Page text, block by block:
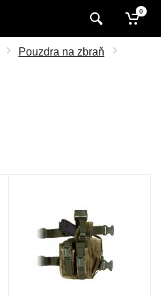
0
Pouzdra na zbraň